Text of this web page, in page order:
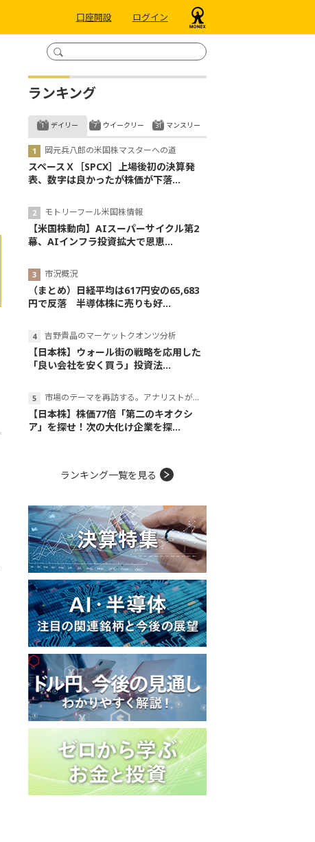
口座開設 ログイン
ランキング
デイリー
岡元兵八郎の米国株マスターへの道
スペースＸ［SPCX］上場後初の決算発
表、数字は良かったが株価が下落...
モトリーフール米国株情報
【米国株動向】AIスーパーサイクル第2
幕、AIインフラ投資拡大で恩恵...
市況概況
（まとめ）日経平均は617円安の65,683
円で反落 半導体株に売りも好...
吉野貴晶のマーケットクオンツ分析
【日本株】ウォール街の戦略を応用した
「良い会社を安く買う」投資法...
市場のテーマを再訪する。アナリストが読み解くテーマの本質
【日本株】株価77倍「第二のキオクシ
ア」を探せ！次の大化け企業を探...
ウイークリー マンスリー
ランキング一覧を見る